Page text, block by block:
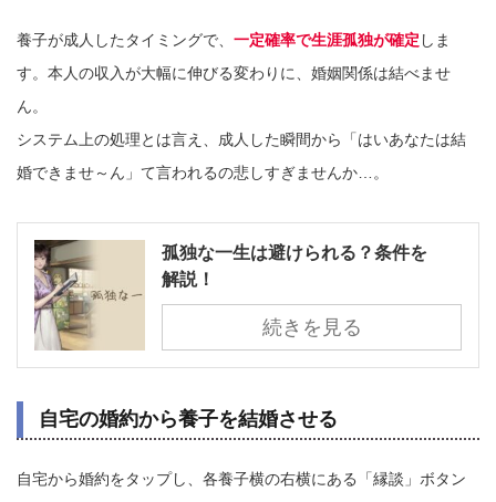
養子が成人したタイミングで、 一定確率で生涯孤独が確定 しま
す。本人の収入が大幅に伸びる変わりに、婚姻関係は結べませ
ん。
システム上の処理とは言え、成人した瞬間から「はいあなたは結
婚できませ～ん」て言われるの悲しすぎませんか…。
孤独な一生は避けられる？条件を
解説！
続きを見る
自宅の婚約から養子を結婚させる
自宅から婚約をタップし、各養子横の右横にある「縁談」ボタン